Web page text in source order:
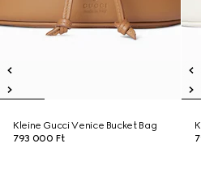
Kleine Gucci Venice Bucket Bag
793 000 Ft